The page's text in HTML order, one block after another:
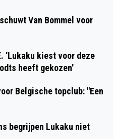
Van Bommel voor
'Lukaku kiest voor deze
heeft gekozen'
Belgische topclub: "Een
begrijpen Lukaku niet